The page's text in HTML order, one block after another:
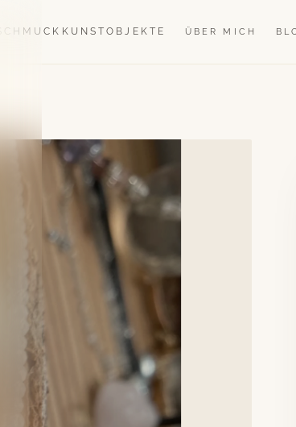
SCHMUCK KUNSTOBJEKTE ÜBER MICH